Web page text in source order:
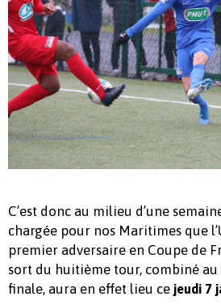
C’est donc au milieu d’une
chargée pour nos Maritimes que
premier adversaire en Coupe de
sort du huitième tour, combiné au
finale, aura en effet lieu ce jeudi 7